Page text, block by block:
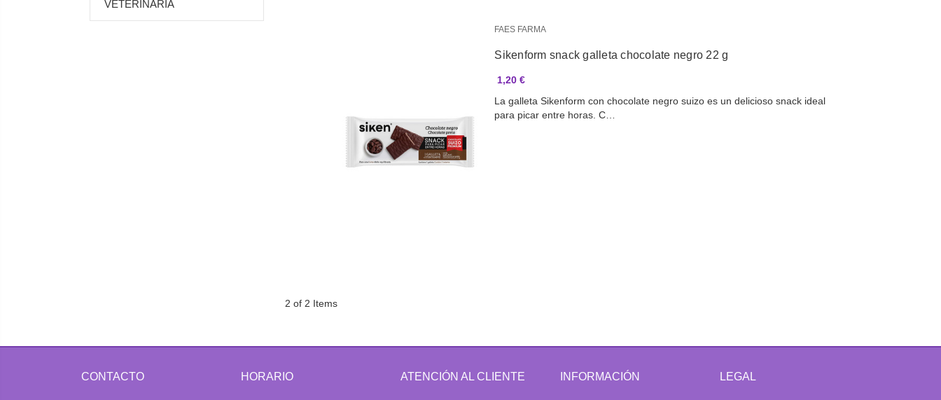
VETERINARIA
FAES FARMA
Sikenform snack galleta chocolate negro 22 g
1,20 €
La galleta Sikenform con chocolate negro suizo es un delicioso snack ideal
para picar entre horas. C…
2 of 2 Items
CONTACTO HORARIO ATENCIÓN AL CLIENTE INFORMACIÓN LEGAL